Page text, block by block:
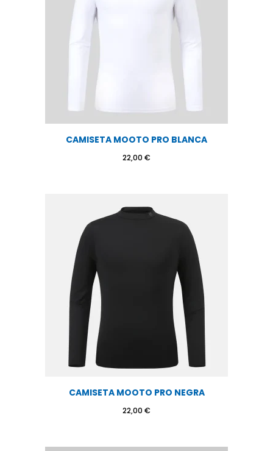
CAMISETA MOOTO PRO BLANCA
22,00 €
CAMISETA MOOTO PRO NEGRA
22,00 €